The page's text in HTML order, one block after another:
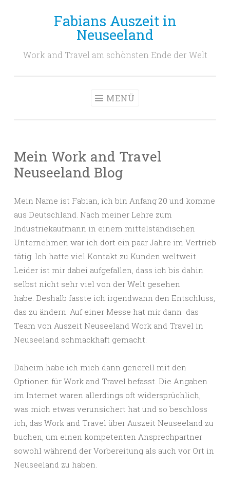
Fabians Auszeit in
Neuseeland
Work and Travel am schönsten Ende der Welt
MENÜ
Mein Work and Travel
Neuseeland Blog
Mein Name ist Fabian, ich bin Anfang 20 und komme
aus Deutschland. Nach meiner Lehre zum
Industriekaufmann in einem mittelständischen
Unternehmen war ich dort ein paar Jahre im Vertrieb
tätig. Ich hatte viel Kontakt zu Kunden weltweit.
Leider ist mir dabei aufgefallen, dass ich bis dahin
selbst nicht sehr viel von der Welt gesehen
habe. Deshalb fasste ich irgendwann den Entschluss,
das zu ändern. Auf einer Messe hat mir dann das
Team von Auszeit Neuseeland Work and Travel in
Neuseeland schmackhaft gemacht.
Daheim habe ich mich dann generell mit den
Optionen für Work and Travel befasst. Die Angaben
im Internet waren allerdings oft widersprüchlich,
was mich etwas verunsichert hat und so beschloss
ich, das Work and Travel über Auszeit Neuseeland zu
buchen, um einen kompetenten Ansprechpartner
sowohl während der Vorbereitung als auch vor Ort in
Neuseeland zu haben.